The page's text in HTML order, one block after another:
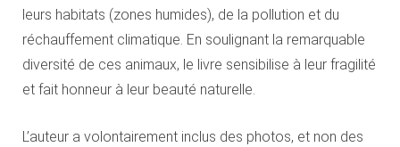
leurs habitats (zones humides), de la pollution et du
réchauffement climatique. En soulignant la remarquable
diversité de ces animaux, le livre sensibilise à leur fragilité
et fait honneur à leur beauté naturelle.
L’auteur a volontairement inclus des photos, et non des